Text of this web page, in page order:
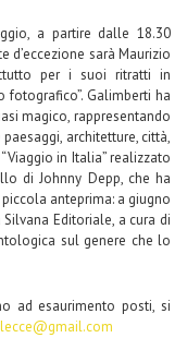
a partire dalle 18.30
sarà Maurizio
per i suoi ritratti in
fotografico”. Galimberti ha
magico, rappresentando
architetture, città,
in Italia” realizzato
di Johnny Depp, che ha
anteprima: a giugno
Editoriale, a cura di
sul genere che lo
ad esaurimento posti, si